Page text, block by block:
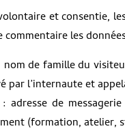
et consentie,
les
nom de famille du
par l’internaute et
: adresse de
(formation, atelier,